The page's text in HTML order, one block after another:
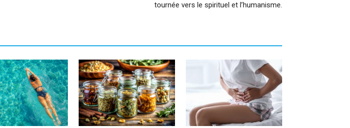
tournée vers le spirituel et l’humanisme.